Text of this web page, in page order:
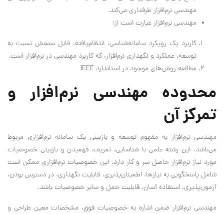
مهندسی نرم‌افزار طرفداری می‌کند.
مهندسی نرم‌افزار عبارت است از:
کاربرد یک رویکرد سامانه‌شناسی، انتظام‌یافته، قابل سنجش نسبت به
توسعه، عملکرد و نگهداری نرم‌افزار، که کاربرد مهندسی در نرم‌افزار است.
مطالعه روش‌های موجود در استاندارد IEEE
محدوده مهندسی نرم‌افزار و
تمرکز آن
مهندسی نرم‌افزار به مفهوم توسعه و بازبینی یک سامانه نرم‌افزاری مربوط
می‌باشد. این رشته علمی با شناسایی، تعریف، فهمیدن و بازبینی خصوصیات
مورد نیاز نرم‌افزار حاصل سر و کار دارد. این خصوصیات نرم‌افزاری ممکن است
شامل پاسخگویی به نیازها، اطمینان‌پذیری، قابلیت نگهداری، در دسترس بودن،
آزمون‌پذیری، استفاده آسان، قابلیت حمل و سایر خصوصیات باشد.
مهندسی نرم‌افزار ضمن اشاره به خصوصیات فوق، مشخصات معین طراحی و